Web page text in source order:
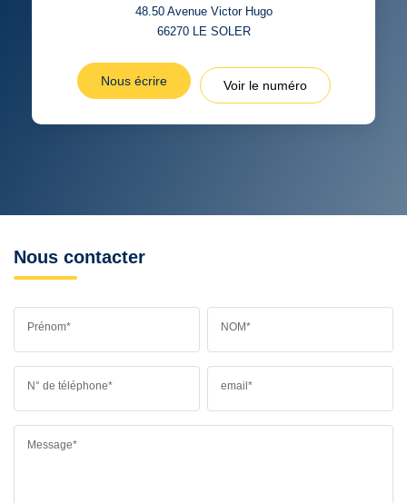
48.50 Avenue Victor Hugo
66270 LE SOLER
Nous écrire Voir le numéro
Nous contacter
Prénom* NOM*
N° de téléphone* email*
Message*